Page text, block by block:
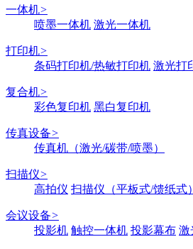
一体机>
喷墨一体机 激光一体机
打印机>
条码打印机/热敏打印机 激光打
复合机>
彩色复印机 黑白复印机
传真设备>
传真机（激光/碳带/喷墨）
扫描仪>
高拍仪 扫描仪（平板式/馈纸式）
会议设备>
投影机 触控一体机 投影幕布 激